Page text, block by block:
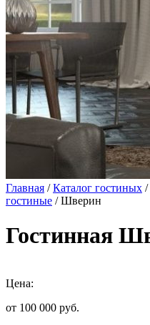
Главная /Каталог гостиных /
гостиные / Шверин
Гостинная
Цена:
от 100 000 руб.